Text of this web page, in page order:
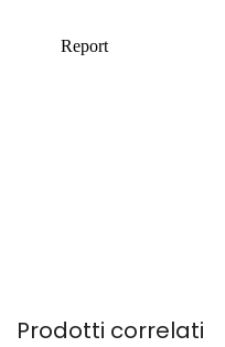
Prodotti correlati